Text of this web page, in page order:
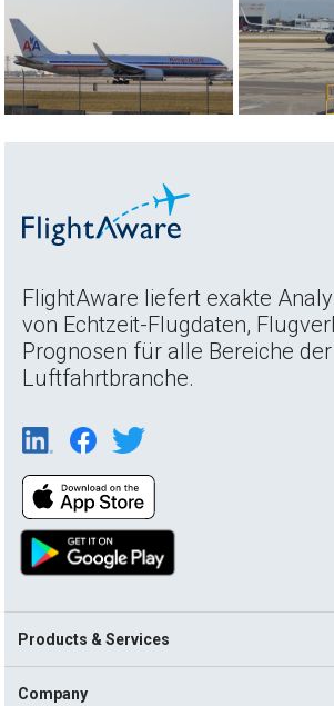
FlightAware liefert exakte
von Echtzeit-Flugdaten,
Prognosen für alle Bereiche der
Luftfahrtbranche.
Products & Services
Company